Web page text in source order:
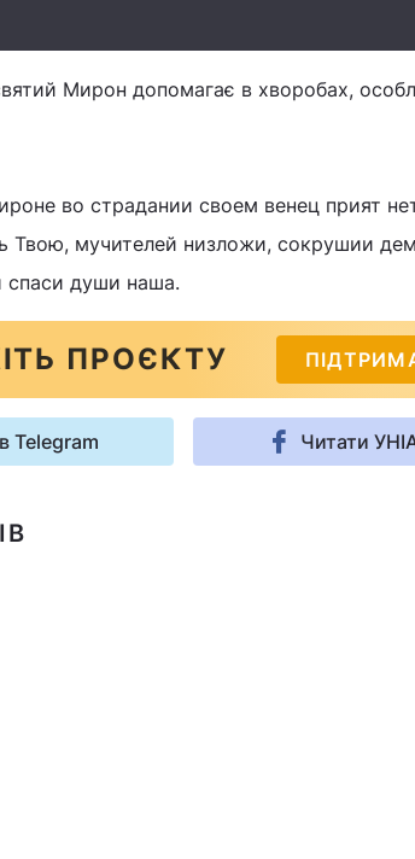
Мирон допомагає в хворобах,
во страдании своем венец прият
Твою, мучителей низложи, сокрушии
спаси души наша.
ПРОЄКТУ
Telegram Читати